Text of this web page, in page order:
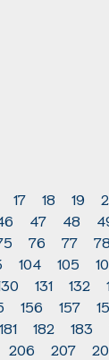
17 18 19
47 48
76 77 78
104 105
131 132
156 157
181 182 183
206 207